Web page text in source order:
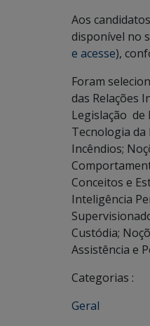
Aos
disponível no
e acesse),
Foram
das Relações
Legislação de
Tecnologia
Incêndios;
Conceitos e
Inteligência
Custódia;
Assistência e
Categorias :
Geral